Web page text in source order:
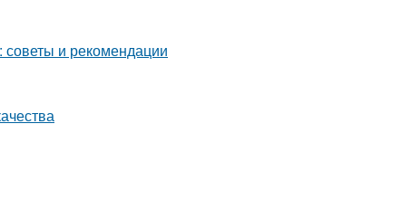
и рекомендации